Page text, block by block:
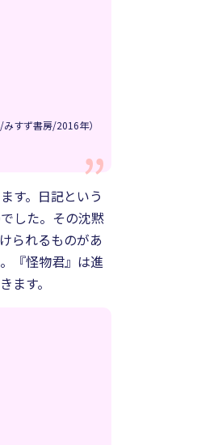
すず書房/2016年）
す。日記という
した。その沈黙
られるものがあ
『怪物君』は進
す。